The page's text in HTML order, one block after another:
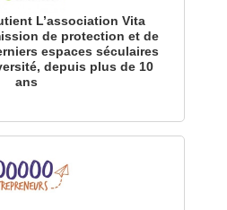
L’association Vita
de protection et de
espaces séculaires
depuis plus de 10
ans